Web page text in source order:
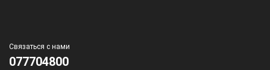
Связаться с нами
077704800